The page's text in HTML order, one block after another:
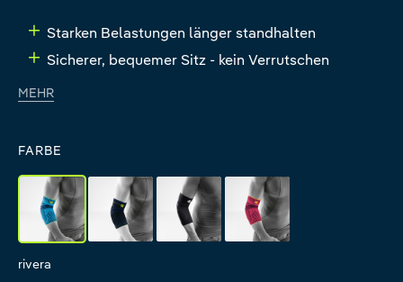
Starken Belastungen länger standhalten
Sicherer, bequemer Sitz - kein Verrutschen
MEHR
FARBE
rivera
rivera
black all-black pink